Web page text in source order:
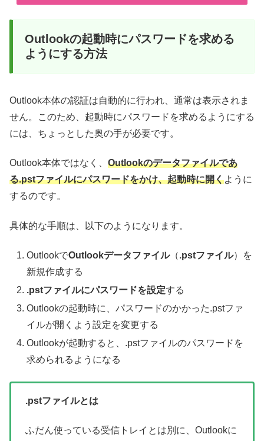
Outlookの起動時にパスワードを求める
ようにする方法
Outlook本体の認証は自動的に行われ、通常は表示されま
せん。このため、起動時にパスワードを求めるようにする
には、ちょっとした奥の手が必要です。
Outlook本体ではなく、 Outlookのデータファイルであ
る.pstファイルにパスワードをかけ、起動時に開くように
するのです。
具体的な手順は、以下のようになります。
OutlookでOutlookデータファイル（.pstファイル）を
新規作成する
.pstファイルにパスワードを設定する
Outlookの起動時に、パスワードのかかった.pstファ
イルが開くよう設定を変更する
Outlookが起動すると、.pstファイルのパスワードを
求められるようになる
.pstファイルとは
ふだん使っている受信トレイとは別に、Outlookに